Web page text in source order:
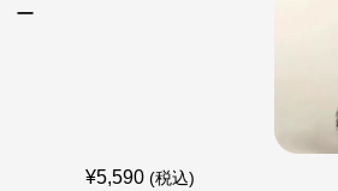
¥5,590 (税込)